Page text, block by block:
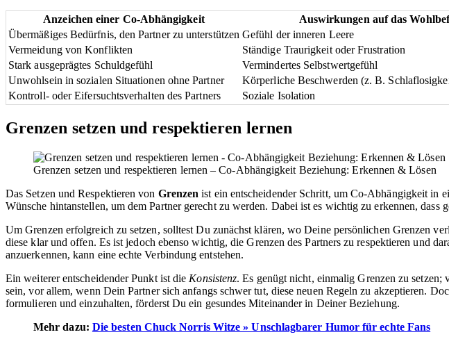
Anzeichen einer Co-Abhängigkeit
Auswirkungen auf das
Übermäßiges Bedürfnis, den Partner zu unterstützen Gefühl der inneren Leere
Vermeidung von Konflikten
Ständige Traurigkeit oder Frustration
Stark ausgeprägtes Schuldgefühl
Vermindertes Selbstwertgefühl
Unwohlsein in sozialen Situationen ohne Partner
Körperliche Beschwerden (z. B.
Kontroll- oder Eifersuchtsverhalten des Partners
Soziale Isolation
Grenzen setzen und respektieren lernen
Grenzen setzen und respektieren lernen – Co-Abhängigkeit Beziehung: Erkennen & Lösen
Das Setzen und Respektieren von Grenzen ist ein entscheidender Schritt, um Co-Abhängigkeit in
Wünsche hintanstellen, um dem Partner gerecht zu werden. Dabei ist es wichtig zu erkennen, dass
Um Grenzen erfolgreich zu setzen, solltest Du zunächst klären, wo Deine persönlichen Grenzen
diese klar und offen. Es ist jedoch ebenso wichtig, die Grenzen des Partners zu respektieren und
anzuerkennen, kann eine echte Verbindung entstehen.
Ein weiterer entscheidender Punkt ist die Konsistenz. Es genügt nicht, einmalig Grenzen zu
sein, vor allem, wenn Dein Partner sich anfangs schwer tut, diese neuen Regeln zu akzeptieren.
formulieren und einzuhalten, förderst Du ein gesundes Miteinander in Deiner Beziehung.
Mehr dazu: Die besten Chuck Norris Witze » Unschlagbarer Humor für echte Fans